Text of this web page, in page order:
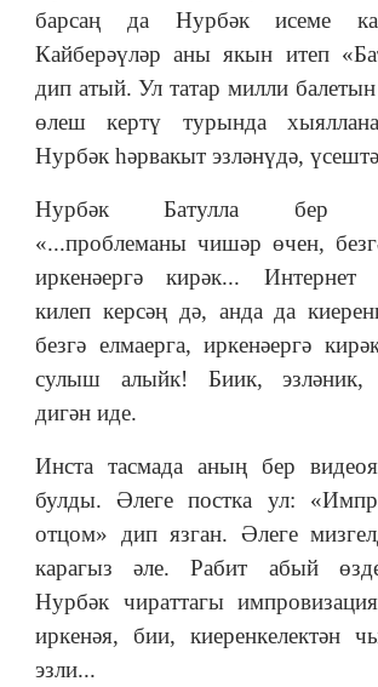
барсаң да Нурбәк исеме
Кайберәүләр аны якын итеп
дип атый. Ул татар милли балетын
өлеш кертү турында
Нурбәк һәрвакыт эзләнүдә,
Нурбәк Батулла бер
«...проблеманы чишәр өчен,
иркенәергә кирәк... Интернет
килеп керсәң дә, анда да
безгә елмаерга, иркенәергә
сулыш алыйк! Биик, эзләник,
дигән иде.
Инста тасмада аның бер
булды. Әлеге постка ул:
отцом» дип язган. Әлеге
карагыз әле. Рабит абый
Нурбәк чираттагы
иркенәя, бии, киеренкелектән
эзли...